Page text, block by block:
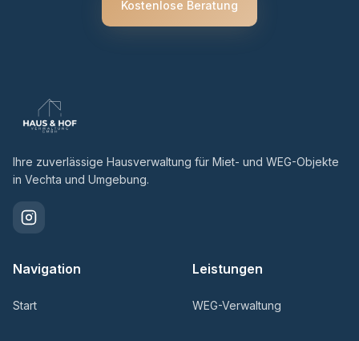
Kostenlose Beratung
Ihre zuverlässige Hausverwaltung für Miet- und WEG-Objekte
in Vechta und Umgebung.
Navigation
Start
Leistungen
WEG-Verwaltung